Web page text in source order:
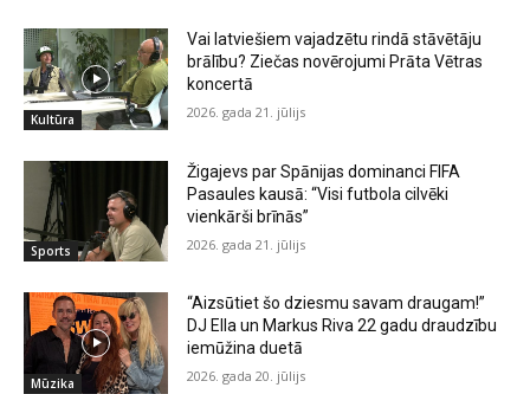
Kultūra
Vai latviešiem vajadzētu rindā stāvētāju
brālību? Ziečas novērojumi Prāta Vētras
koncertā
2026. gada 21. jūlijs
Sports
Žigajevs par Spānijas dominanci FIFA
Pasaules kausā: “Visi futbola cilvēki
vienkārši brīnās”
2026. gada 21. jūlijs
Mūzika
“Aizsūtiet šo dziesmu savam draugam!”
DJ Ella un Markus Riva 22 gadu draudzību
iemūžina duetā
2026. gada 20. jūlijs